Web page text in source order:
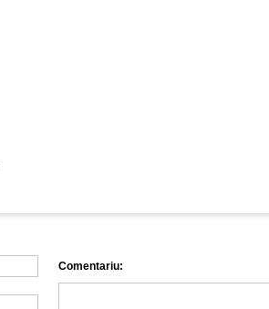
Comentariu: